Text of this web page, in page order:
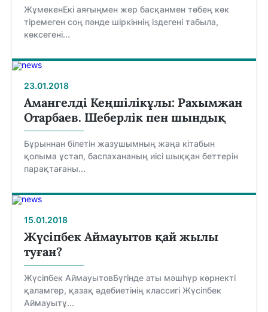
ЖұмекенЕкі аяғыңмен жер басқанмен төбең көк
тіремеген соң пәнде шіркіннің іздегені табыла,
көксегені...
23.01.2018
Амангелді Кеңшілікұлы: Рахымжан
Отарбаев. Шеберлік пен шындық
Бұрыннан білетін жазушымның жаңа кітабын
қолыма ұстап, баспахананың иісі шыққан беттерін
парақтағаны...
15.01.2018
Жүсіпбек Аймауытов қай жылы
туған?
Жүсіпбек АймауытовБүгінде аты мәшһүр көрнекті
қаламгер, қазақ әдебиетінің классигі Жүсіпбек
Аймауытұ...